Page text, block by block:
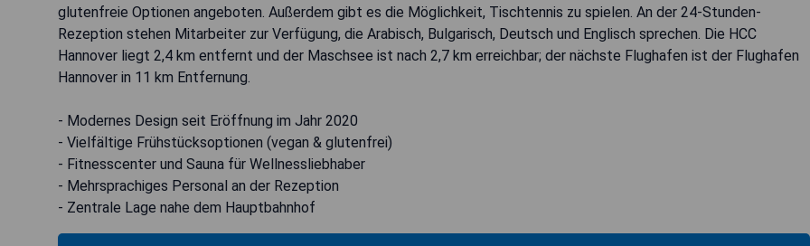
glutenfreie Optionen angeboten. Außerdem gibt es die Möglichkeit, Tischtennis zu spielen. An der 24-Stunden-
Rezeption stehen Mitarbeiter zur Verfügung, die Arabisch, Bulgarisch, Deutsch und Englisch sprechen. Die HCC
Hannover liegt 2,4 km entfernt und der Maschsee ist nach 2,7 km erreichbar; der nächste Flughafen ist der Flughafen
Hannover in 11 km Entfernung.
- Modernes Design seit Eröffnung im Jahr 2020
- Vielfältige Frühstücksoptionen (vegan & glutenfrei)
- Fitnesscenter und Sauna für Wellnessliebhaber
- Mehrsprachiges Personal an der Rezeption
- Zentrale Lage nahe dem Hauptbahnhof